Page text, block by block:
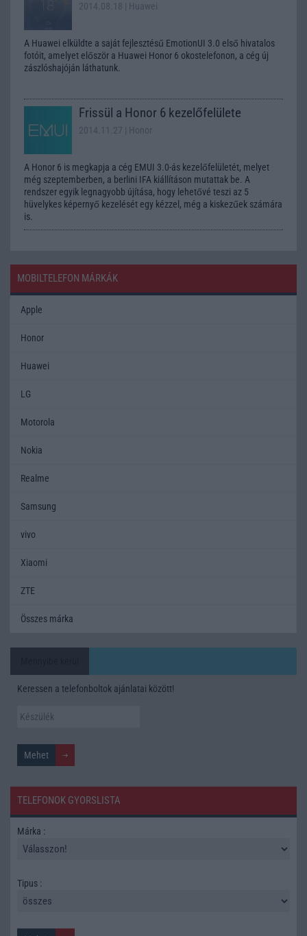
2014.08.18 | Huawei
A Huawei elküldte a saját fejlesztésű EmotionUI 3.0 első hivatalos
fotóit, amelyet először a Huawei Honor 6 okostelefonon, a cég új
zászlóshajóján láthatunk.
Frissül a Honor 6 kezelőfelülete
2014.11.27 | Honor
A Honor 6 is megkapja a cég EMUI 3.0-ás kezelőfelületét, melyet
még szeptemberben, a berlini IFA kiállításon mutattak be. A
rendszer egyik legnagyobb újítása, hogy lehetővé teszi az 5
hüvelykes képernyő kezelését egy kézzel, még a kiskezűek számára
is.
MOBILTELEFON MÁRKÁK
Apple
Honor
Huawei
LG
Motorola
Nokia
Realme
Samsung
vivo
Xiaomi
ZTE
Összes márka
Keressen a telefonboltok ajánlatai között!
TELEFONOK GYORSLISTA
Márka :
Tipus :